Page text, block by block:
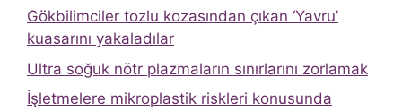
Gökbilimciler tozlu kozasından çıkan ‘Yavru’
kuasarını yakaladılar
Ultra soğuk nötr plazmaların sınırlarını zorlamak
İşletmelere mikroplastik riskleri konusunda